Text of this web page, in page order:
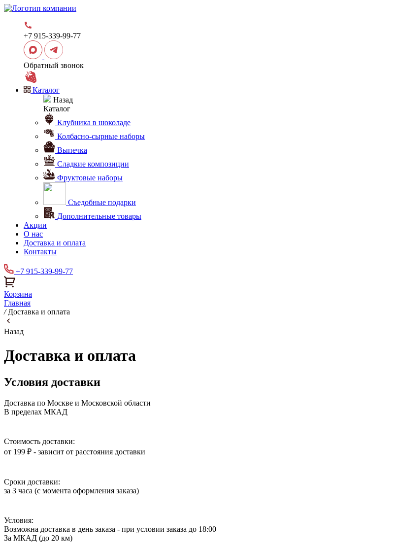
+7 915-339-99-77
Обратный звонок
Каталог
Назад
Каталог
Клубника в шоколаде
Колбасно-сырные наборы
Выпечка
Сладкие композиции
Фруктовые наборы
Съедобные подарки
Дополнительные товары
Акции
О нас
Доставка и оплата
Контакты
+7 915-339-99-77
Корзина
Главная
/ Доставка и оплата
Назад
Доставка и оплата
Условия доставки
Доставка по Москве и Московской области
В пределах МКАД
Стоимость доставки:
от 199 ₽ - зависит от расстояния доставки
Сроки доставки:
за 3 часа (с момента оформления заказа)
Условия:
Возможна доставка в день заказа - при условии заказа до 18:00
За МКАД (до 20 км)